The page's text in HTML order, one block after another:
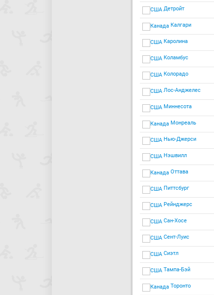
Детройт
Калгари
Каролина
Коламбус
Колорадо
Лос-Анджелес
Миннесота
Монреаль
Нью-Джерси
Нэшвилл
Оттава
Питтсбург
Рейнджерс
Сан-Хосе
Сент-Луис
Сиэтл
Тампа-Бэй
Торонто